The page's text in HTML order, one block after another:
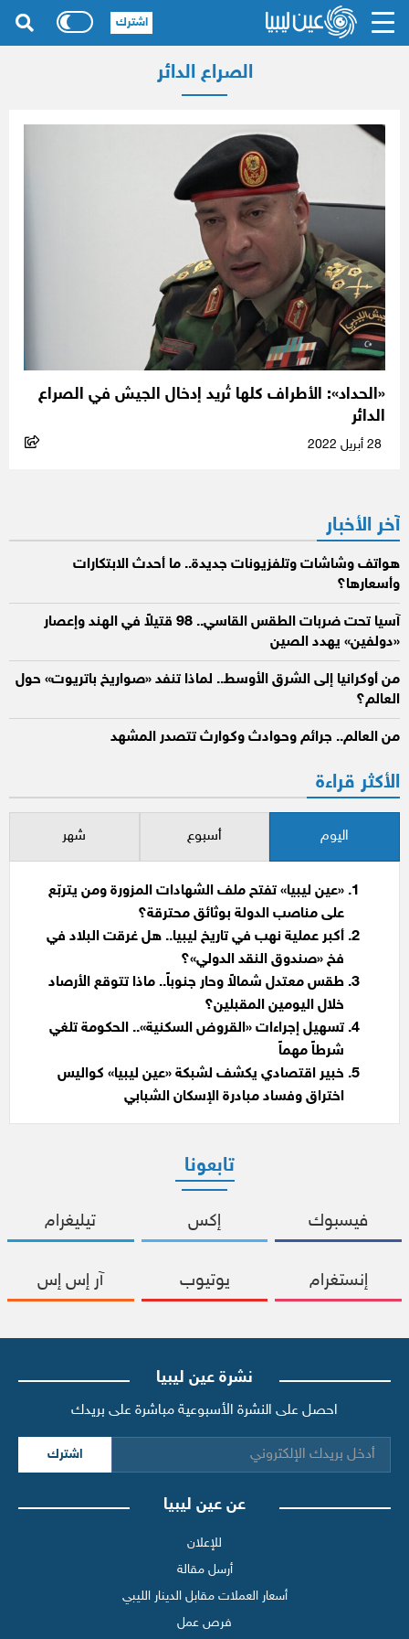
الصراع الدائر
«الحداد»: الأطراف كلها تُريد إدخال الجيش في الصراع
الدائر
آخر الأخبار
هواتف وشاشات وتلفزيونات جديدة.. ما أحدث الابتكارات
وأسعارها؟
آسيا تحت ضربات الطقس القاسي.. 98 قتيلاً في الهند وإعصار
«دولفين» يهدد الصين
من أوكرانيا إلى الشرق الأوسط.. لماذا تنفد «صواريخ باتريوت» حول
العالم؟
من العالم.. جرائم وحوادث وكوارث تتصدر المشهد
الأكثر قراءة
اليوم أسبوع شهر
«عين ليبيا» تفتح ملف الشهادات المزورة ومن يتربّع
على مناصب الدولة بوثائق محترقة؟
أكبر عملية نهب في تاريخ ليبيا.. هل غرقت البلاد في
فخ «صندوق النقد الدولي»؟
طقس معتدل شمالاً وحار جنوباً.. ماذا تتوقع الأرصاد
خلال اليومين المقبلين؟
تسهيل إجراءات «القروض السكنية».. الحكومة تلغي
شرطاً مهماً
خبير اقتصادي يكشف لشبكة «عين ليبيا» كواليس
اختراق وفساد مبادرة الإسكان الشبابي
تابعونا
فيسبوك إكس تيليغرام
إنستغرام يوتيوب آر إس إس
نشرة عين ليبيا
احصل على النشرة الأسبوعية مباشرة على بريدك
اشترك
عن عين ليبيا
للإعلان
أرسل مقالة
أسعار العملات مقابل الدينار الليبي
فرص عمل
اشترك